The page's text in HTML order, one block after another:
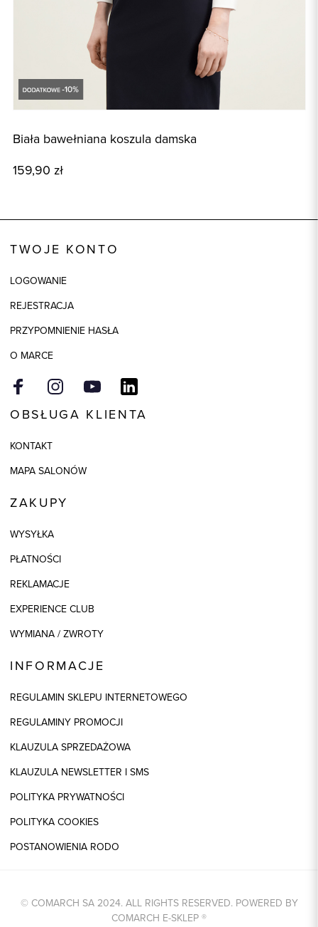
Biała bawełniana koszula damska
159,90 zł
TWOJE KONTO
LOGOWANIE
REJESTRACJA
PRZYPOMNIENIE HASŁA
O MARCE
OBSŁUGA KLIENTA
KONTAKT
MAPA SALONÓW
ZAKUPY
WYSYŁKA
PŁATNOŚCI
REKLAMACJE
EXPERIENCE CLUB
WYMIANA / ZWROTY
INFORMACJE
REGULAMIN SKLEPU INTERNETOWEGO
REGULAMINY PROMOCJI
KLAUZULA SPRZEDAŻOWA
KLAUZULA NEWSLETTER I SMS
POLITYKA PRYWATNOŚCI
POLITYKA COOKIES
POSTANOWIENIA RODO
© COMARCH SA 2024. ALL RIGHTS RESERVED. POWERED BY
COMARCH E-SKLEP ®